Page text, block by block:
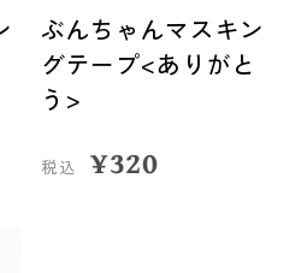
ぶんちゃんマスキン
グテープ<ありがと
う>
税込 ¥320